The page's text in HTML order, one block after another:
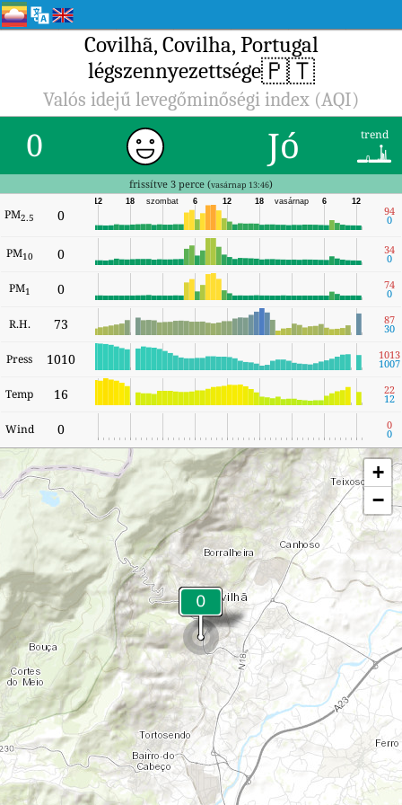
Covilhã, Covilha, Portugal
légszennyezettsége🇵🇹
Valós idejű levegőminőségi index (AQI)
0 Jó trend
frissítve 3 perce (vasárnap 13:46)
PM2.5 0
12
6
vasárnap
18
12
6
szombat
18
12
94
0
PM10 0 34
0
PM1 0 74
0
R.H. 73 87
30
Press 1010 1013
1007
Temp 16 22
12
Wind 0 0
0
+
−